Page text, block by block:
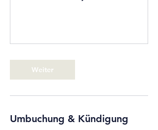
Weiter
Umbuchung & Kündigung